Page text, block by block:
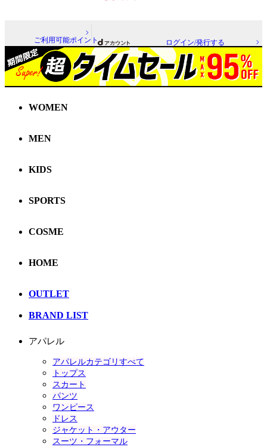
ご利用可能ポイント ログイン/発行する
WOMEN
MEN
KIDS
SPORTS
COSME
HOME
OUTLET
BRAND LIST
アパレル
アパレルカテゴリすべて
トップス
スカート
パンツ
ワンピース
ドレス
ジャケット・アウター
スーツ・フォーマル